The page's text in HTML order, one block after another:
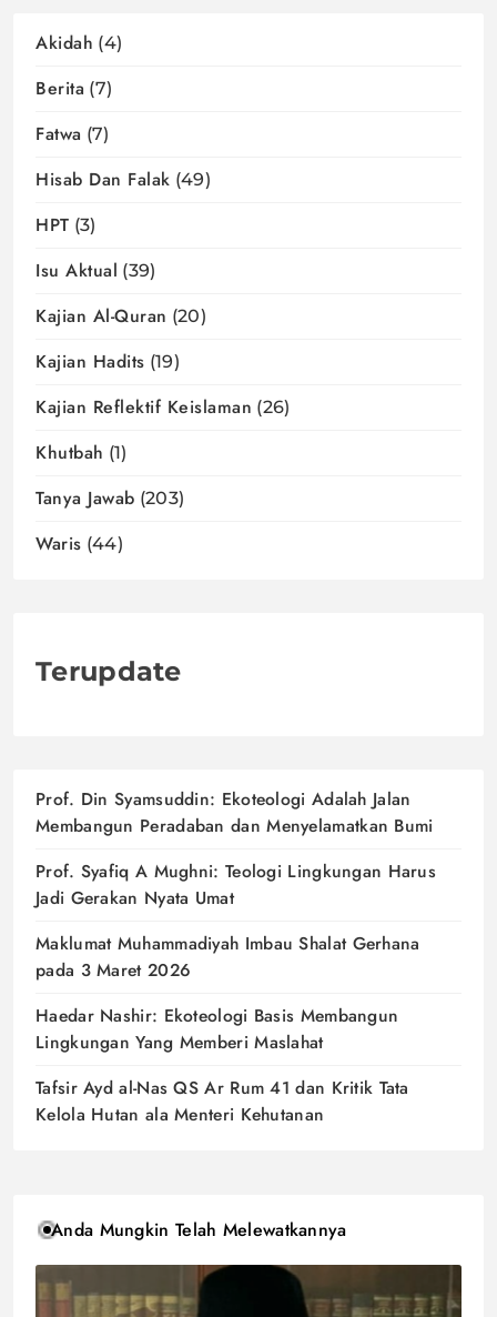
Akidah (4)
Berita (7)
Fatwa (7)
Hisab Dan Falak (49)
HPT (3)
Isu Aktual (39)
Kajian Al-Quran (20)
Kajian Hadits (19)
Kajian Reflektif Keislaman (26)
Khutbah (1)
Tanya Jawab (203)
Waris (44)
Terupdate
Prof. Din Syamsuddin: Ekoteologi Adalah Jalan
Membangun Peradaban dan Menyelamatkan Bumi
Prof. Syafiq A Mughni: Teologi Lingkungan Harus
Jadi Gerakan Nyata Umat
Maklumat Muhammadiyah Imbau Shalat Gerhana
pada 3 Maret 2026
Haedar Nashir: Ekoteologi Basis Membangun
Lingkungan Yang Memberi Maslahat
Tafsir Ayd al-Nas QS Ar Rum 41 dan Kritik Tata
Kelola Hutan ala Menteri Kehutanan
Anda Mungkin Telah Melewatkannya